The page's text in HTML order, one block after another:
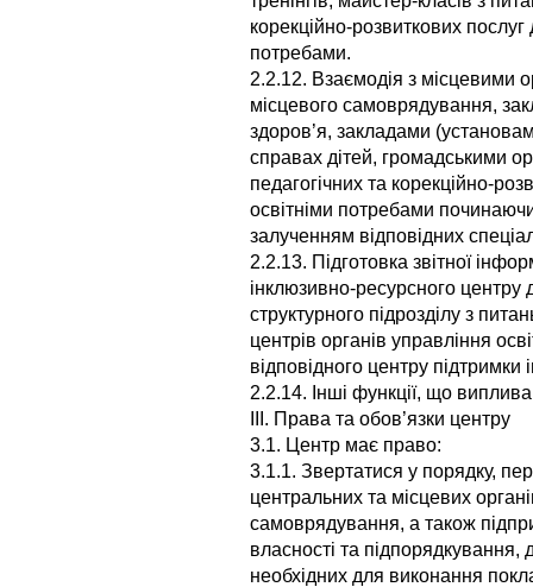
корекційно-розвиткових
потребами.
2.2.12. Взаємодія з місцевими
місцевого самоврядування,
здоров’я, закладами
справах дітей, громадськими
педагогічних та корекційно-
освітніми потребами
залученням відповідних
2.2.13. Підготовка звітної
інклюзивно-ресурсного центру
структурного підрозділу з
центрів органів управління
відповідного центру підтримки
2.2.14. Інші функції, що
ІІІ. Права та обов’язки центру
3.1. Центр має право:
3.1.1. Звертатися у порядку,
центральних та місцевих
самоврядування, а також
власності та підпорядкування,
необхідних для виконання